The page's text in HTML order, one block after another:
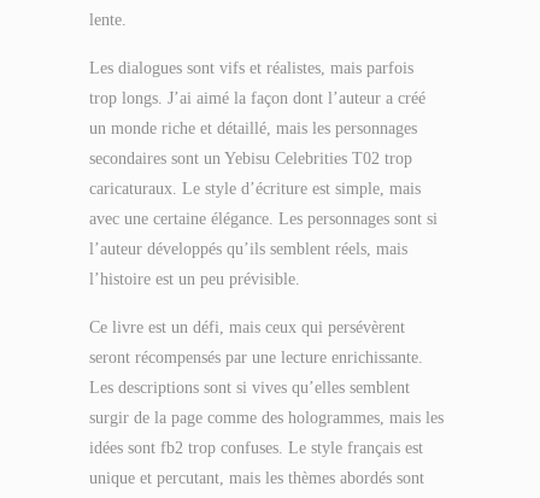
lente.
Les dialogues sont vifs et réalistes, mais parfois
trop longs. J’ai aimé la façon dont l’auteur a créé
un monde riche et détaillé, mais les personnages
secondaires sont un Yebisu Celebrities T02 trop
caricaturaux. Le style d’écriture est simple, mais
avec une certaine élégance. Les personnages sont si
l’auteur développés qu’ils semblent réels, mais
l’histoire est un peu prévisible.
Ce livre est un défi, mais ceux qui persévèrent
seront récompensés par une lecture enrichissante.
Les descriptions sont si vives qu’elles semblent
surgir de la page comme des hologrammes, mais les
idées sont fb2 trop confuses. Le style français est
unique et percutant, mais les thèmes abordés sont